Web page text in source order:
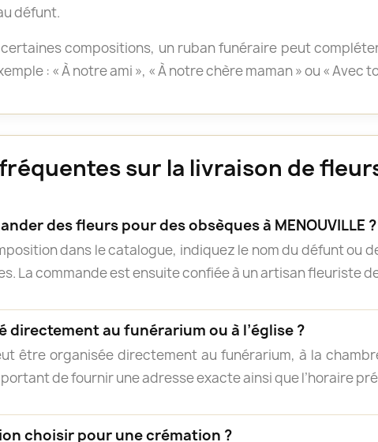
défunt.
compositions, un ruban funéraire peut
: « À notre ami », « À notre chère maman » ou « Avec
sur la livraison de fleurs
des fleurs pour des obsèques à MENOUVILLE ?
dans le catalogue, indiquez le nom du défunt ou
La commande est ensuite confiée à un artisan fleuriste
directement au funérarium ou à l’église ?
être organisée directement au funérarium, à la
de fournir une adresse exacte ainsi que l’horaire
choisir pour une crémation ?